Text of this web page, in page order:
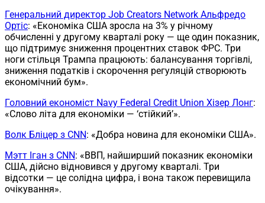
Генеральний директор Job Creators Network Альфредо
Ортіс: «Економіка США зросла на 3% у річному
обчисленні у другому кварталі року — ще один показник,
що підтримує зниження процентних ставок ФРС. Три
ноги стільця Трампа працюють: балансування торгівлі,
зниження податків і скорочення регуляцій створюють
економічний бум».
Головний економіст Navy Federal Credit Union Хізер Лонг:
«Слово літа для економіки — ‘стійкий’».
Волк Бліцер з CNN: «Добра новина для економіки США».
Мэтт Іган з CNN: «ВВП, найширший показник економіки
США, дійсно відновився у другому кварталі. Три
відсотки — це солідна цифра, і вона також перевищила
очікування».